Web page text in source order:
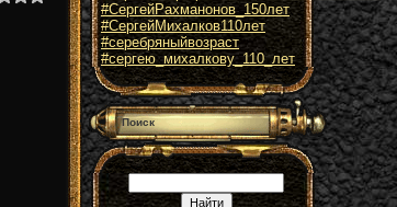
#СергейРахманонов_150лет
#СергейМихалков110лет
#серебряныйвозраст
#сергею_михалкову_110_лет
Поиск